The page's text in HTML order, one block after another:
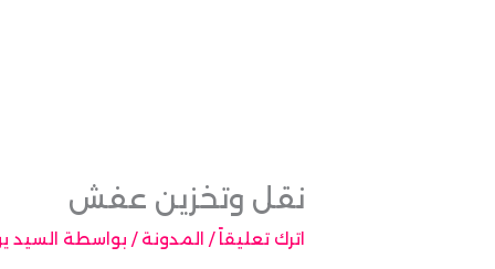
نقل وتخزين عفش
اترك تعليقاً / المدونة / بواسطة السيد